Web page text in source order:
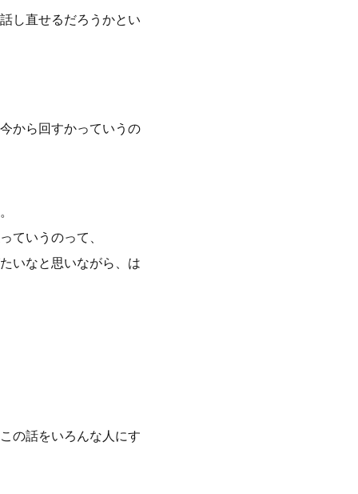
し直せるだろうかとい
から回すかっていうの
ていうのって、
いなと思いながら、は
の話をいろんな人にす